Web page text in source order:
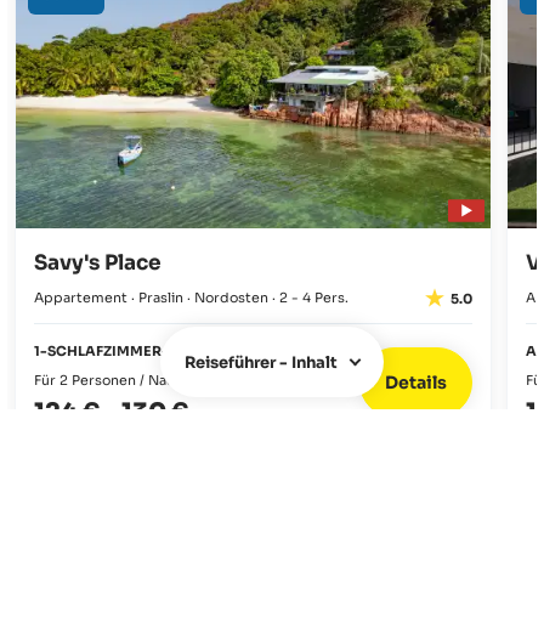
Savy's Place
Appartement · Praslin · Nordosten · 2 - 4 Pers. 5.0
1-SCHLAFZIMMER-APPARTEMENT
Für 2 Personen / Nacht
124 € 130 €
Details
Reiseführer - Inhalt